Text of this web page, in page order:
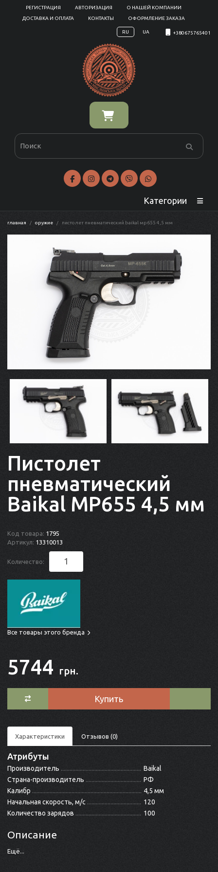
РЕГИСТРАЦИЯ АВТОРИЗАЦИЯ
О НАШЕЙ КОМПАНИИ
ДОСТАВКА И ОПЛАТА
КОНТАКТЫ ОФОРМЛЕНИЕ ЗАКАЗА
RU UA +380675765401
Категории
главная оружие пистолет пневматический baikal мр655 4,5 мм
Пистолет
пневматический
Baikal МР655 4,5 мм
Код товара: 1795
Артикул: 13310013
Количество:
Все товары этого бренда
5744 грн.
Купить
Характеристики Отзывов (0)
Атрибуты
Производитель
Baikal
Страна-производитель
РФ
Калибр
4,5 мм
Начальная скорость, м/с
120
Количество зарядов
100
Описание
Ещё...